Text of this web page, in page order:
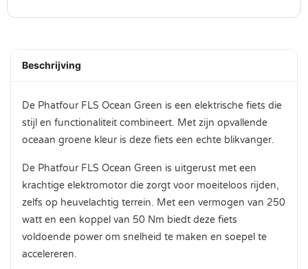
Beschrijving
De Phatfour FLS Ocean Green is een elektrische fiets die
stijl en functionaliteit combineert. Met zijn opvallende
oceaan groene kleur is deze fiets een echte blikvanger.
De Phatfour FLS Ocean Green is uitgerust met een
krachtige elektromotor die zorgt voor moeiteloos rijden,
zelfs op heuvelachtig terrein. Met een vermogen van 250
watt en een koppel van 50 Nm biedt deze fiets
voldoende power om snelheid te maken en soepel te
accelereren.